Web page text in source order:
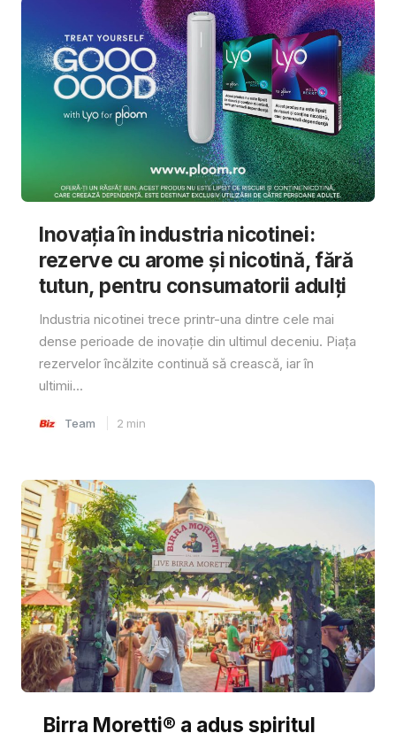
Inovația în industria nicotinei:
rezerve cu arome și nicotină, fără
tutun, pentru consumatorii adulți
Industria nicotinei trece printr-una dintre cele mai
dense perioade de inovație din ultimul deceniu. Piața
rezervelor încălzite continuă să crească, iar în
ultimii...
Team 2 min
Birra Moretti® a adus spiritul